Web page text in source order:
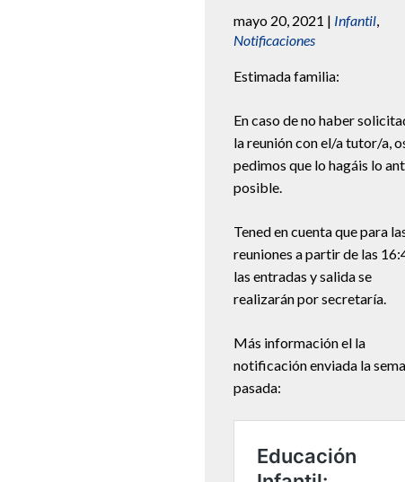
mayo 20, 2021 | Infantil,
Notificaciones
Estimada familia:
En caso de no haber
la reunión con el/a tutor/a,
pedimos que lo hagáis lo
posible.
Tened en cuenta que para
reuniones a partir de las
las entradas y salida se
realizarán por secretaría.
Más información el la
notificación enviada la
pasada: